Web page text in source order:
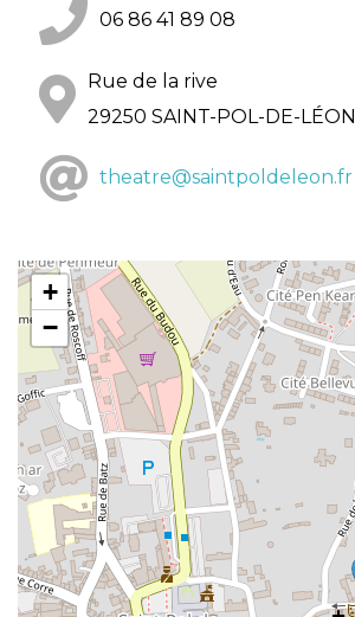
06 86 41 89 08
Rue de la rive
29250 SAINT-POL-DE-LÉON
theatre@saintpoldeleon.fr
+
−